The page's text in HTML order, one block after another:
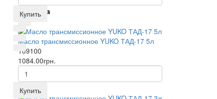
Купить
Новинка
Масло трансмиссионное YUKO ТАД-17 5л
109100
1084.00грн.
Купить